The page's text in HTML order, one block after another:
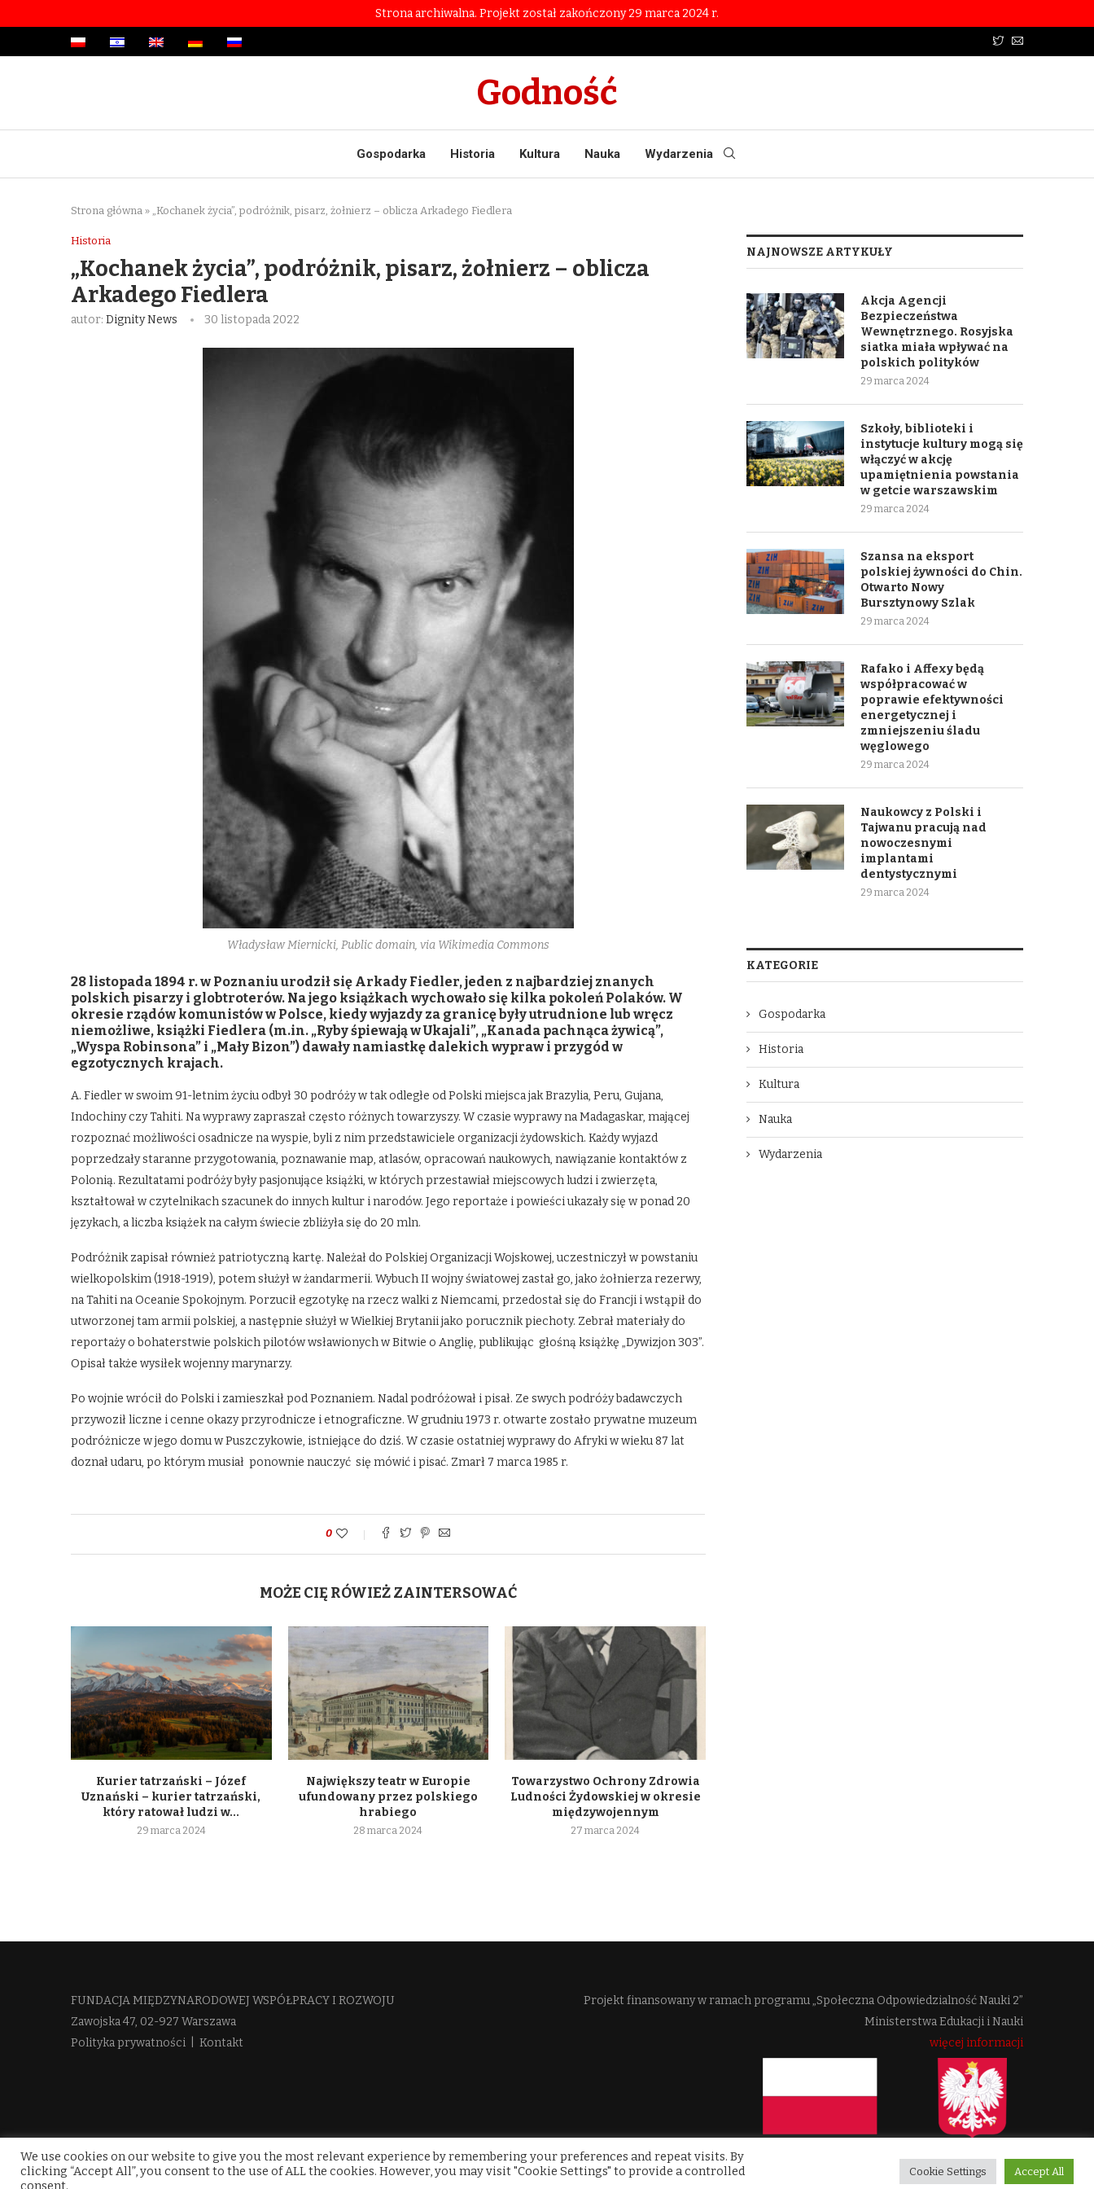
Strona archiwalna. Projekt został zakończony 29 marca 2024 r.
Godność
Gospodarka Historia Kultura Nauka Wydarzenia
Strona główna » „Kochanek życia”, podróżnik, pisarz, żołnierz – oblicza Arkadego Fiedlera
Historia
„Kochanek życia”, podróżnik, pisarz, żołnierz – oblicza
Arkadego Fiedlera
autor: Dignity News 30 listopada 2022
Władysław Miernicki, Public domain, via Wikimedia Commons
28 listopada 1894 r. w Poznaniu urodził się Arkady Fiedler, jeden z najbardziej znanych
polskich pisarzy i globtroterów. Na jego książkach wychowało się kilka pokoleń Polaków. W
okresie rządów komunistów w Polsce, kiedy wyjazdy za granicę były utrudnione lub wręcz
niemożliwe, książki Fiedlera (m.in. „Ryby śpiewają w Ukajali”, „Kanada pachnąca żywicą”,
„Wyspa Robinsona” i „Mały Bizon”) dawały namiastkę dalekich wypraw i przygód w
egzotycznych krajach.
A. Fiedler w swoim 91-letnim życiu odbył 30 podróży w tak odległe od Polski miejsca jak Brazylia, Peru, Gujana,
Indochiny czy Tahiti. Na wyprawy zapraszał często różnych towarzyszy. W czasie wyprawy na Madagaskar, mającej
rozpoznać możliwości osadnicze na wyspie, byli z nim przedstawiciele organizacji żydowskich. Każdy wyjazd
poprzedzały staranne przygotowania, poznawanie map, atlasów, opracowań naukowych, nawiązanie kontaktów z
Polonią. Rezultatami podróży były pasjonujące książki, w których przestawiał miejscowych ludzi i zwierzęta,
kształtował w czytelnikach szacunek do innych kultur i narodów. Jego reportaże i powieści ukazały się w ponad 20
językach, a liczba książek na całym świecie zbliżyła się do 20 mln.
Podróżnik zapisał również patriotyczną kartę. Należał do Polskiej Organizacji Wojskowej, uczestniczył w powstaniu
wielkopolskim (1918-1919), potem służył w żandarmerii. Wybuch II wojny światowej zastał go, jako żołnierza rezerwy,
na Tahiti na Oceanie Spokojnym. Porzucił egzotykę na rzecz walki z Niemcami, przedostał się do Francji i wstąpił do
utworzonej tam armii polskiej, a następnie służył w Wielkiej Brytanii jako porucznik piechoty. Zebrał materiały do
reportaży o bohaterstwie polskich pilotów wsławionych w Bitwie o Anglię, publikując głośną książkę „Dywizjon 303”.
Opisał także wysiłek wojenny marynarzy.
Po wojnie wrócił do Polski i zamieszkał pod Poznaniem. Nadal podróżował i pisał. Ze swych podróży badawczych
przywoził liczne i cenne okazy przyrodnicze i etnograficzne. W grudniu 1973 r. otwarte zostało prywatne muzeum
podróżnicze w jego domu w Puszczykowie, istniejące do dziś. W czasie ostatniej wyprawy do Afryki w wieku 87 lat
doznał udaru, po którym musiał ponownie nauczyć się mówić i pisać. Zmarł 7 marca 1985 r.
0
MOŻE CIĘ RÓWIEŻ ZAINTERSOWAĆ
Kurier tatrzański – Józef
Uznański – kurier tatrzański,
który ratował ludzi w...
29 marca 2024
Największy teatr w Europie
ufundowany przez polskiego
hrabiego
28 marca 2024
Towarzystwo Ochrony Zdrowia
Ludności Żydowskiej w okresie
międzywojennym
27 marca 2024
NAJNOWSZE ARTYKUŁY
Akcja Agencji
Bezpieczeństwa
Wewnętrznego. Rosyjska
siatka miała wpływać na
polskich polityków
29 marca 2024
Szkoły, biblioteki i
instytucje kultury mogą się
włączyć w akcję
upamiętnienia powstania
w getcie warszawskim
29 marca 2024
Szansa na eksport
polskiej żywności do Chin.
Otwarto Nowy
Bursztynowy Szlak
29 marca 2024
Rafako i Affexy będą
współpracować w
poprawie efektywności
energetycznej i
zmniejszeniu śladu
węglowego
29 marca 2024
Naukowcy z Polski i
Tajwanu pracują nad
nowoczesnymi
implantami
dentystycznymi
29 marca 2024
KATEGORIE
Gospodarka
Historia
Kultura
Nauka
Wydarzenia
FUNDACJA MIĘDZYNARODOWEJ WSPÓŁPRACY I ROZWOJU​
Zawojska 47, 02-927 Warszawa
Polityka prywatności
Kontakt
Projekt finansowany w ramach programu „Społeczna Odpowiedzialność Nauki 2”
Ministerstwa Edukacji i Nauki
więcej informacji
We use cookies on our website to give you the most relevant experience by remembering your preferences and repeat visits. By
clicking “Accept All”, you consent to the use of ALL the cookies. However, you may visit "Cookie Settings" to provide a controlled
consent.
Cookie Settings Accept All